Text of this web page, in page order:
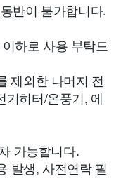
반이 불가합니다.
하로 사용 부탁드
제외한 나머지 전
기히터/온풍기, 에
가능합니다.
발생, 사전연락 필